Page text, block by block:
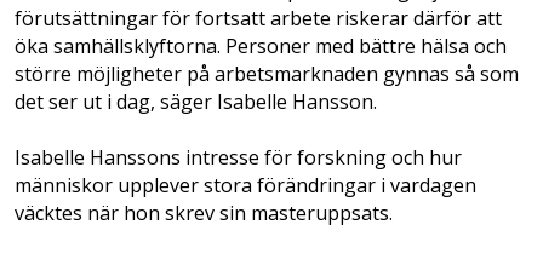
förutsättningar för fortsatt arbete riskerar därför att
öka samhällsklyftorna. Personer med bättre hälsa och
större möjligheter på arbetsmarknaden gynnas så som
det ser ut i dag, säger Isabelle Hansson.
Isabelle Hanssons intresse för forskning och hur
människor upplever stora förändringar i vardagen
väcktes när hon skrev sin masteruppsats.